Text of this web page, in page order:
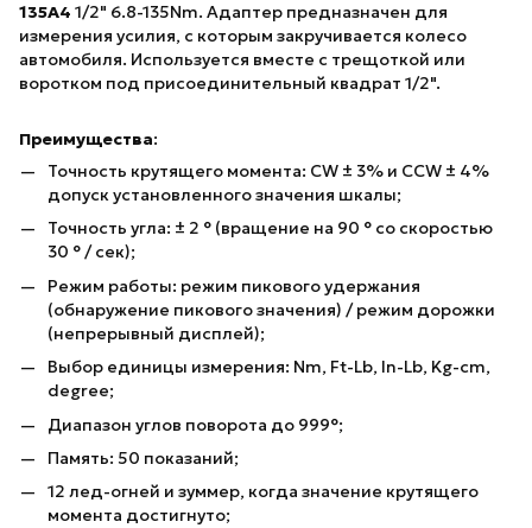
135A4 1/2" 6.8-135Nm. Адаптер предназначен для
измерения усилия, с которым закручивается колесо
автомобиля. Используется вместе с трещоткой или
воротком под присоединительный квадрат 1/2".
Преимущества:
Точность крутящего момента: CW ± 3% и CCW ± 4%
допуск установленного значения шкалы;
Точность угла: ± 2 ° (вращение на 90 ° со скоростью
30 ° / сек);
Режим работы: режим пикового удержания
(обнаружение пикового значения) / режим дорожки
(непрерывный дисплей);
Выбор единицы измерения: Nm, Ft-Lb, In-Lb, Kg-cm,
degree;
Диапазон углов поворота до 999°;
Память: 50 показаний;
12 лед-огней и зуммер, когда значение крутящего
момента достигнуто;